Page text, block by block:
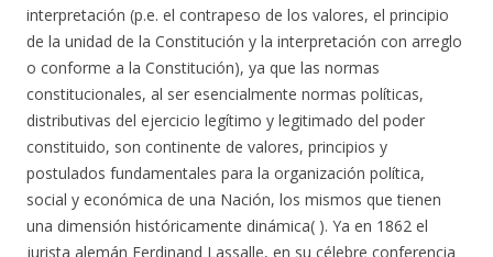
interpretación (p.e. el contrapeso de los valores, el principio
de la unidad de la Constitución y la interpretación con arreglo
o conforme a la Constitución), ya que las normas
constitucionales, al ser esencialmente normas políticas,
distributivas del ejercicio legítimo y legitimado del poder
constituido, son continente de valores, principios y
postulados fundamentales para la organización política,
social y económica de una Nación, los mismos que tienen
una dimensión históricamente dinámica( ). Ya en 1862 el
jurista alemán Ferdinand Lassalle, en su célebre conferencia